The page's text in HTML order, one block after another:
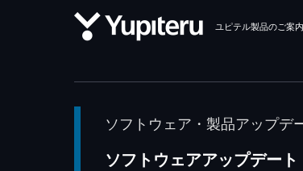
ユピテル製品のご案内
ソフトウェア・製品アップデ
ソフトウェアアップデート